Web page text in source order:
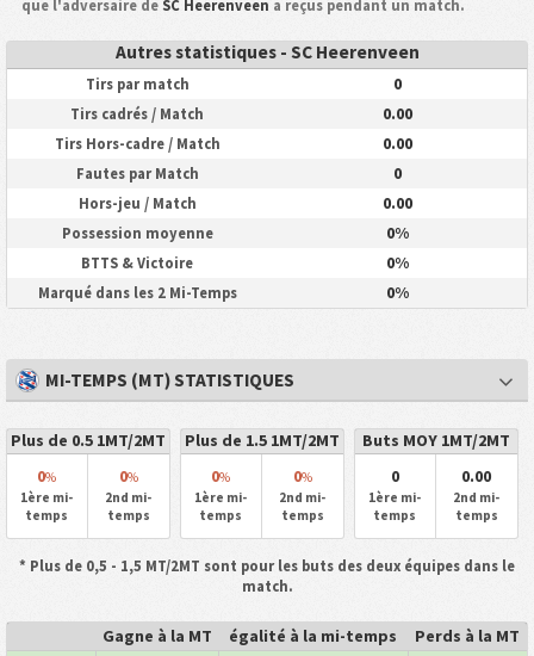
que l'adversaire de SC Heerenveen a reçus pendant un match.
Autres statistiques - SC Heerenveen
Tirs par match 0
Tirs cadrés / Match 0.00
Tirs Hors-cadre / Match 0.00
Fautes par Match 0
Hors-jeu / Match 0.00
Possession moyenne 0%
BTTS & Victoire 0%
Marqué dans les 2 Mi-Temps 0%
MI-TEMPS (MT) STATISTIQUES
Plus de 0.5 1MT/2MT
0%
1ère mi-
temps
0%
2nd mi-
temps
Plus de 1.5 1MT/2MT
0%
1ère mi-
temps
0%
2nd mi-
temps
Buts MOY 1MT/2MT
0
1ère mi-
temps
0.00
2nd mi-
temps
* Plus de 0,5 - 1,5 MT/2MT sont pour les buts des deux équipes dans le
match.
Gagne à la MT égalité à la mi-temps Perds à la MT